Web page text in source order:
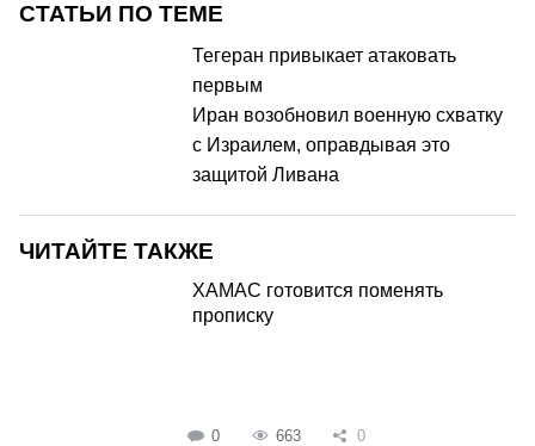
СТАТЬИ ПО ТЕМЕ
Тегеран привыкает атаковать
первым
Иран возобновил военную схватку
с Израилем, оправдывая это
защитой Ливана
ЧИТАЙТЕ ТАКЖЕ
ХАМАС готовится поменять
прописку
0 663 0